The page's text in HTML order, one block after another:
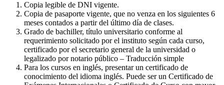
Copia legible de DNI vigente.
Copia de pasaporte vigente, que no venza en los siguientes 6
meses contados a partir del último día de clases.
Grado de bachiller, título universitario conforme al
requerimiento solicitado por el instituto según cada curso,
certificado por el secretario general de la universidad o
legalizado por notario público – Traducción simple
Para los cursos en inglés, presentar un certificado de
conocimiento del idioma inglés. Puede ser un Certificado de